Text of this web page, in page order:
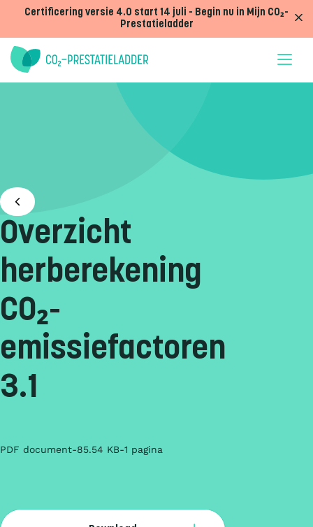
Certificering versie 4.0 start 14 juli - Begin nu in Mijn CO₂-
Prestatieladder
Overzicht
herberekening
CO₂-
emissiefactoren
3.1
PDF document 85.54 KB 1 pagina